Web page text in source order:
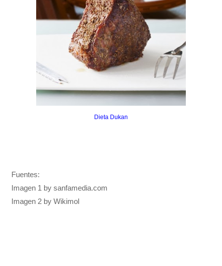
Dieta Dukan
Fuentes:
Imagen 1 by sanfamedia.com
Imagen 2 by Wikimol